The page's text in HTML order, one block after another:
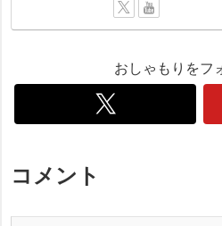
おしゃもりをフ
コメント